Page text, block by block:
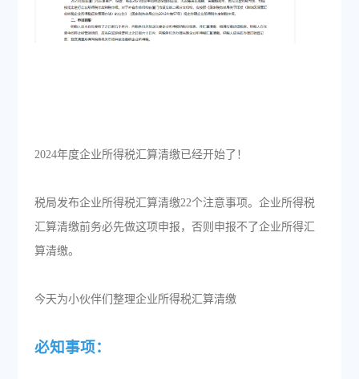
2024年度企业所得税汇算清缴已经开始了！
税局发布企业所得税汇算清缴22个注意事项。企业所得税
汇算清缴前务必先做这项申报，否则申报不了企业所得汇
算清缴。
今天为小伙伴们整理企业所得税汇算清缴
必知事项：